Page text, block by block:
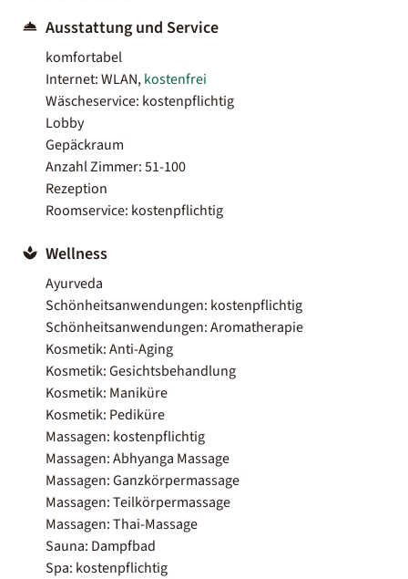
Ausstattung und Service
komfortabel
Internet: WLAN,kostenfrei
Wäscheservice: kostenpflichtig
Lobby
Gepäckraum
Anzahl Zimmer: 51-100
Rezeption
Roomservice: kostenpflichtig
Wellness
Ayurveda
Schönheitsanwendungen: kostenpflichtig
Schönheitsanwendungen: Aromatherapie
Kosmetik: Anti-Aging
Kosmetik: Gesichtsbehandlung
Kosmetik: Maniküre
Kosmetik: Pediküre
Massagen: kostenpflichtig
Massagen: Abhyanga Massage
Massagen: Ganzkörpermassage
Massagen: Teilkörpermassage
Massagen: Thai-Massage
Sauna: Dampfbad
Spa: kostenpflichtig